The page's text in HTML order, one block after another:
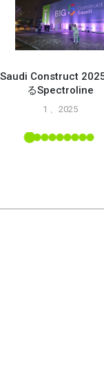
Saudi Construct
るSpectroline
1 、2025